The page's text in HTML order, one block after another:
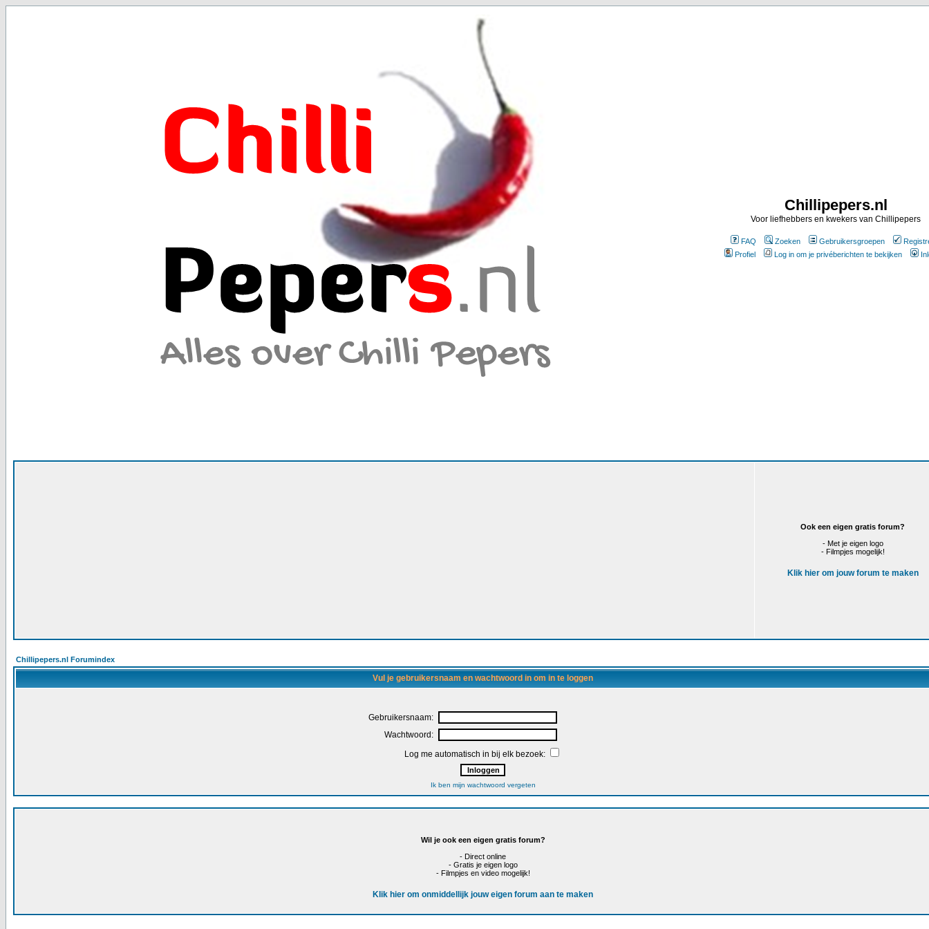
Chillipepers.nl
Voor liefhebbers en kwekers van Chillipepers
FAQ Zoeken Gebruikersgroepen
Profiel
Log in om je privéberichten te bekijken
Ook een eigen gratis forum?
- Met je eigen logo
- Filmpjes mogelijk!
Klik hier om jouw forum te maken
Chillipepers.nl Forumindex
Vul je gebruikersnaam en wachtwoord in om in te loggen
Gebruikersnaam:
Wachtwoord:
Log me automatisch in bij elk bezoek:
Ik ben mijn wachtwoord vergeten
Wil je ook een eigen gratis forum?
- Direct online
- Gratis je eigen logo
- Filmpjes en video mogelijk!
Klik hier om onmiddellijk jouw eigen forum aan te maken